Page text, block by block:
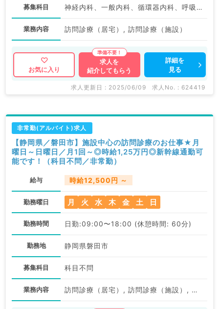
募集科目 神経内科、一般内科、循環器内科、呼吸器内科、消化器内科、内分泌・代謝内科、腎臓内科、老年内科、血液内科
業務内容 訪問診療（居宅）, 訪問診療（施設）
お気に入り
求人を
紹介してもらう
詳細を
見る
求人更新日 : 2025/06/09 求人No. : 624419
非常勤(アルバイト)求人
【静岡県／磐田市】施設中心の訪問診療のお仕事★月
曜日～日曜日／月1回～◎時給1,25万円◎新幹線通勤可
能です！（科目不問／非常勤）
給与 時給12,500円 ～
勤務曜日 月 火 水 木 金 土 日
勤務時間 日勤:09:00〜18:00 (休憩時間: 60分)
勤務地 静岡県磐田市
募集科目 科目不問
業務内容 訪問診療（居宅）, 訪問診療（施設）, 往診